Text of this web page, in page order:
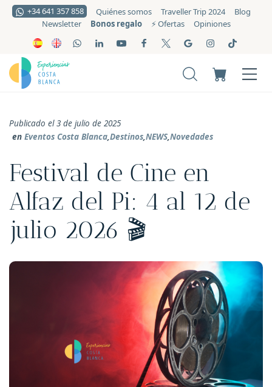
+34 641 357 858 Quiénes somos Traveller Trip 2024
Blog
Newsletter
Bonos regalo ⚡️ Ofertas Opiniones
Publicado el 3 de julio de 2025
en Eventos Costa Blanca,Destinos,NEWS,Novedades
Festival de Cine en
Alfaz del Pi: 4 al 12 de
julio 2026 🎬